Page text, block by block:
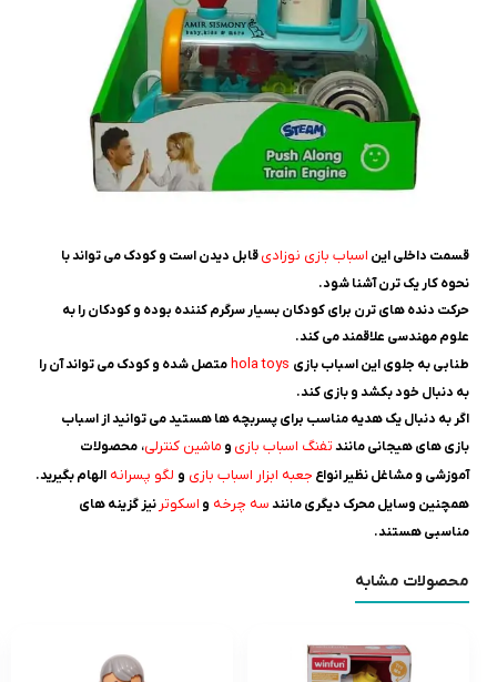
قسمت داخلی این اسباب بازی نوزادیقابل دیدن است و کودک می تواند با
نحوه کار یک ترن آشنا شود.
حرکت دنده های ترن برای کودکان بسیار سرگرم کننده بوده و کودکان را به
علوم مهندسی علاقمند می کند.
طنابی به جلوی این اسباب بازی hola toysمتصل شده و کودک می تواند آن را
به دنبال خود بکشد و بازی کند.
اگر به دنبال یک هدیه مناسب برای پسربچه ها هستید می توانید از اسباب
بازی های هیجانی مانندتفنگ اسباب بازی و ماشین کنترلی، محصولات
آموزشی و مشاغل نظیر انواع جعبه ابزار اسباب بازی و لگو پسرانه الهام بگیرید.
همچنین وسایل محرک دیگری مانندسه چرخه و اسکوتر نیز گزینه های
مناسبی هستند.
محصولات مشابه